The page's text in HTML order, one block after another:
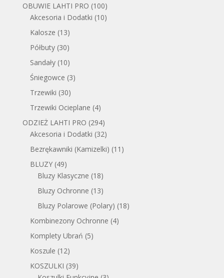
OBUWIE LAHTI PRO (100)
Akcesoria i Dodatki (10)
Kalosze (13)
Półbuty (30)
Sandały (10)
Śniegowce (3)
Trzewiki (30)
Trzewiki Ocieplane (4)
ODZIEŻ LAHTI PRO (294)
Akcesoria i Dodatki (32)
Bezrękawniki (Kamizelki) (11)
BLUZY (49)
Bluzy Klasyczne (18)
Bluzy Ochronne (13)
Bluzy Polarowe (Polary) (18)
Kombinezony Ochronne (4)
Komplety Ubrań (5)
Koszule (12)
KOSZULKI (39)